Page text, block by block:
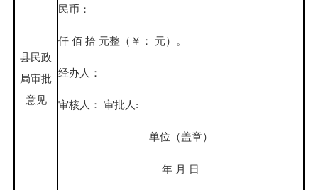
县民政
局审批
意见
民币：
仟 佰 拾 元整（￥： 元）。
经办人：
审核人： 审批人:
单位（盖章）
年 月 日